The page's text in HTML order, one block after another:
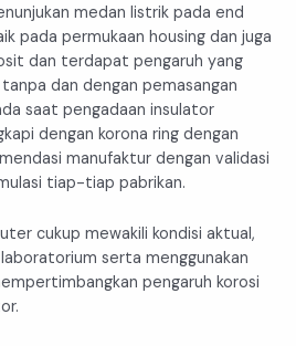
medan listrik pada end
pada permukaan housing dan juga
dan terdapat pengaruh yang
dan dengan pemasangan
saat pengadaan insulator
dengan korona ring dengan
manufaktur dengan validasi
tiap-tiap pabrikan.
cukup mewakili kondisi aktual,
serta menggunakan
pengaruh korosi